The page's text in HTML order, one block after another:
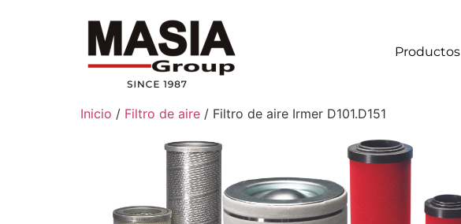
Productos
Inicio / Filtro de aire / Filtro de aire Irmer D101.D151